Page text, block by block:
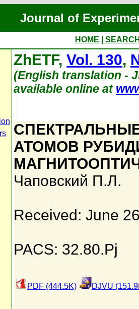
Journal of
HOME
ZhETF, Vol. 130,
(English translation -
available online at
АТОМОВ
Чаповский П.Л.
Received: June
PACS: 32.80.Pj
PDF (444.5K) DJVU